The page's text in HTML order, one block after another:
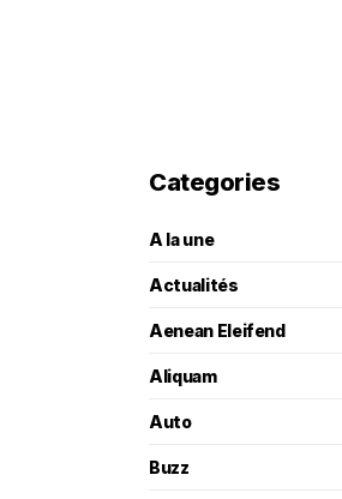
Categories
A la une
Actualités
Aenean Eleifend
Aliquam
Auto
Buzz